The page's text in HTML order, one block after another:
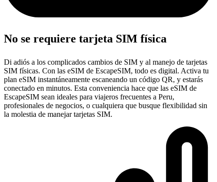
No se requiere tarjeta SIM física
Di adiós a los complicados cambios de SIM y al manejo de tarjetas
SIM físicas. Con las eSIM de EscapeSIM, todo es digital. Activa tu
plan eSIM instantáneamente escaneando un código QR, y estarás
conectado en minutos. Esta conveniencia hace que las eSIM de
EscapeSIM sean ideales para viajeros frecuentes a Peru,
profesionales de negocios, o cualquiera que busque flexibilidad sin
la molestia de manejar tarjetas SIM.